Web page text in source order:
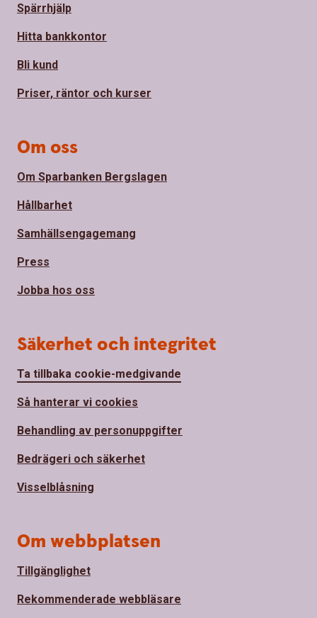
Spärrhjälp
Hitta bankkontor
Bli kund
Priser, räntor och kurser
Om oss
Om Sparbanken Bergslagen
Hållbarhet
Samhällsengagemang
Press
Jobba hos oss
Säkerhet och integritet
Ta tillbaka cookie-medgivande
Så hanterar vi cookies
Behandling av personuppgifter
Bedrägeri och säkerhet
Visselblåsning
Om webbplatsen
Tillgänglighet
Rekommenderade webbläsare